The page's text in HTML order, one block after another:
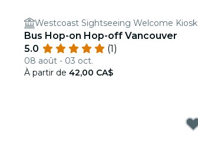
Westcoast Sightseeing Welcome Kiosk
Bus Hop-on Hop-off Vancouver
5.0
(1)
08 août - 03 oct.
À partir de 42,00 CA$